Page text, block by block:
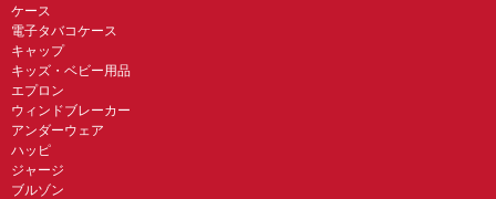
ケース
電子タバコケース
キャップ
キッズ・ベビー用品
エプロン
ウィンドブレーカー
アンダーウェア
ハッピ
ジャージ
ブルゾン